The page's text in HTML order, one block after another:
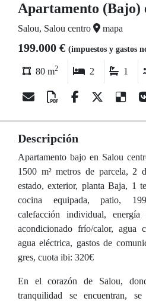
Apartamento (Bajo)
Salou, Salou centro mapa
199.000 € (impuestos y gastos
80 m2 2 1
Descripción
Apartamento bajo en Salou
1500 m² metros de parcela, 2
estado, exterior, planta Baja, 1
cocina equipada, patio,
calefacción individual, energía
acondicionado frío/calor, agua
agua eléctrica, gastos de
gres, cuota ibi: 320€
En el corazón de Salou,
tranquilidad se encuentran, se